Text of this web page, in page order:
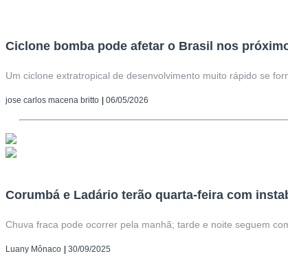
Ciclone bomba pode afetar o Brasil nos
Um ciclone extratropical de desenvolvimento muito rápido se
jose carlos macena britto 06/05/2026
Corumbá e Ladário terão quarta-feira com
Chuva fraca pode ocorrer pela manhã; tarde e noite seguem
Luany Mônaco 30/09/2025